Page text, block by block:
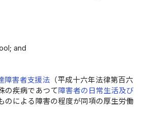
and
障害者支援法（平成十六年法律第百六
の疾病であつて障害者の日常生活及び
のによる障害の程度が同項の厚生労働